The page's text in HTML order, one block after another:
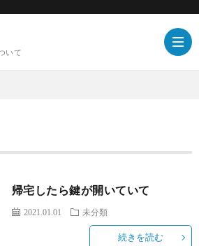
いて
帰宅したら鍵が開いていて
2021.01.01 未分類
続きを読む